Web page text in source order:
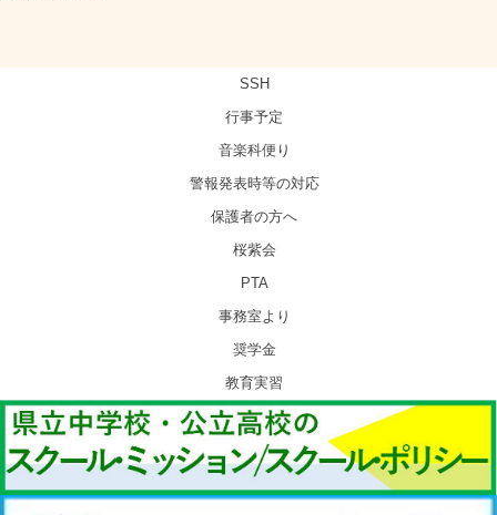
SSH
行事予定
音楽科便り
警報発表時等の対応
保護者の方へ
桜紫会
PTA
事務室より
奨学金
教育実習